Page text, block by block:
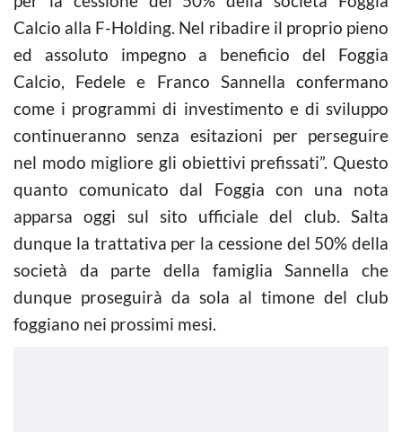
Calcio alla F-Holding. Nel ribadire il proprio pieno
ed assoluto impegno a beneficio del Foggia
Calcio, Fedele e Franco Sannella confermano
come i programmi di investimento e di sviluppo
continueranno senza esitazioni per perseguire
nel modo migliore gli obiettivi prefissati”. Questo
quanto comunicato dal Foggia con una nota
apparsa oggi sul sito ufficiale del club. Salta
dunque la trattativa per la cessione del 50% della
società da parte della famiglia Sannella che
dunque proseguirà da sola al timone del club
foggiano nei prossimi mesi.